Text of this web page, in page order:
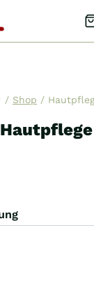
/ Shop /
Hautpflege